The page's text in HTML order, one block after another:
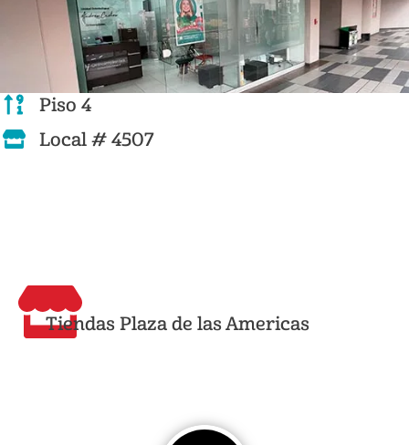
Piso 4
Local # 4507
Tiendas Plaza de las Americas